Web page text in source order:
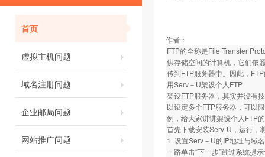
首页
虚拟主机问题
域名注册问题
企业邮局问题
网站推广问题
作者：
FTP的全称是File Transfer
供存储空间的计算机，它们依
传到FTP服务器中。因此，
用Serv－U架设个人FTP
架设FTP服务器，其实并没有
以设定多个FTP服务器，可以
例，给大家讲讲架设个人FTP
首先下载安装Serv-U，运行，
1. 设置Serv－U的IP地址与域名
一路单击“下一步”跳过系统提